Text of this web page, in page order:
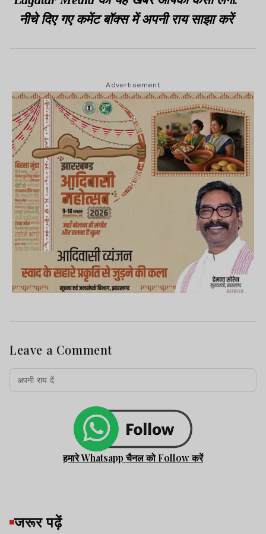
नीचे दिए गए कमेंट बॉक्स में अपनी राय साझा करें
Advertisement
Leave a Comment
हमारे Whatsapp चैनल को Follow करें
जरूर पढ़ें